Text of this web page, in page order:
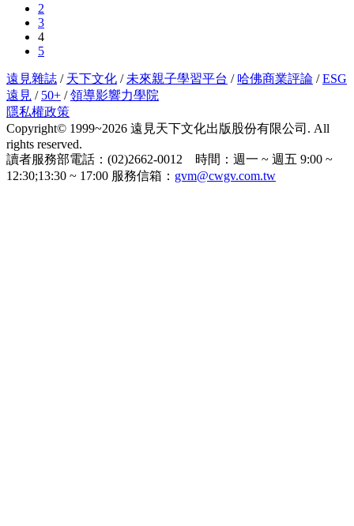
2
3
4
5
遠見雜誌 / 天下文化 / 未來親子學習平台 / 哈佛商業評論 /ESG
遠見 / 50+ /領導影響力學院
隱私權政策
Copyright© 1999~2026 遠見天下文化出版股份有限公司. All
rights reserved.
讀者服務部電話：(02)2662-0012 時間：週一 ~ 週五 9:00 ~
12:30;13:30 ~ 17:00 服務信箱： gvm@cwgv.com.tw